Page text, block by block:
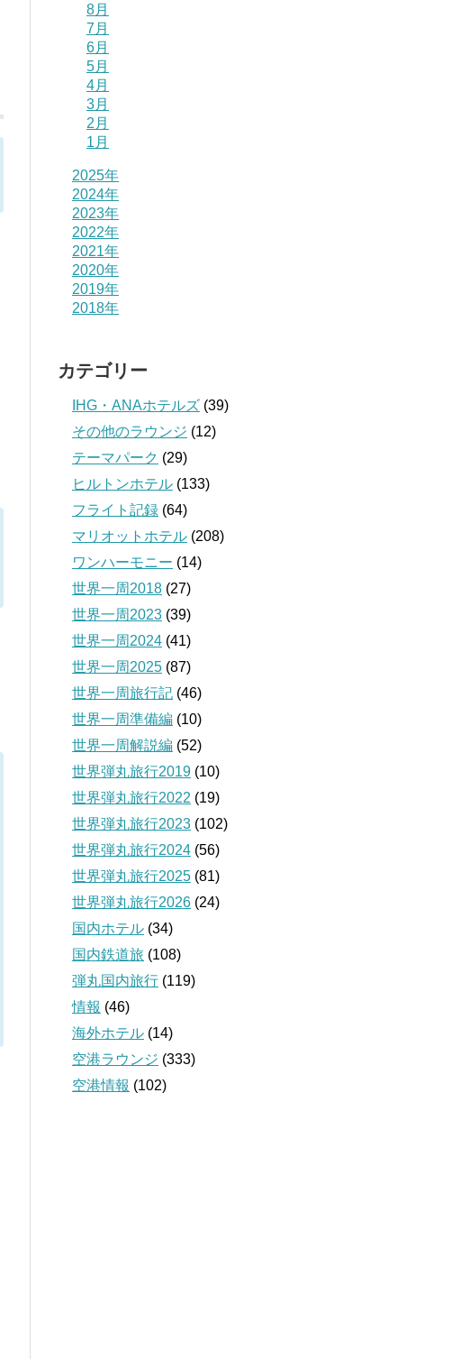
8月
7月
6月
5月
4月
3月
2月
1月
2025年
2024年
2023年
2022年
2021年
2020年
2019年
2018年
カテゴリー
IHG・ANAホテルズ (39)
その他のラウンジ (12)
テーマパーク (29)
ヒルトンホテル (133)
フライト記録 (64)
マリオットホテル (208)
ワンハーモニー (14)
世界一周2018 (27)
世界一周2023 (39)
世界一周2024 (41)
世界一周2025 (87)
世界一周旅行記 (46)
世界一周準備編 (10)
世界一周解説編 (52)
世界弾丸旅行2019 (10)
世界弾丸旅行2022 (19)
世界弾丸旅行2023 (102)
世界弾丸旅行2024 (56)
世界弾丸旅行2025 (81)
世界弾丸旅行2026 (24)
国内ホテル (34)
国内鉄道旅 (108)
弾丸国内旅行 (119)
情報 (46)
海外ホテル (14)
空港ラウンジ (333)
空港情報 (102)